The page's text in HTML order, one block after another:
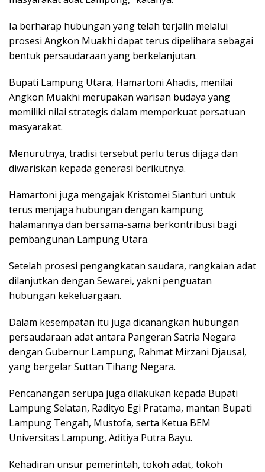
Ia berharap hubungan yang telah terjalin melalui
prosesi Angkon Muakhi dapat terus dipelihara sebagai
bentuk persaudaraan yang berkelanjutan.
Bupati Lampung Utara, Hamartoni Ahadis, menilai
Angkon Muakhi merupakan warisan budaya yang
memiliki nilai strategis dalam memperkuat persatuan
masyarakat.
Menurutnya, tradisi tersebut perlu terus dijaga dan
diwariskan kepada generasi berikutnya.
Hamartoni juga mengajak Kristomei Sianturi untuk
terus menjaga hubungan dengan kampung
halamannya dan bersama-sama berkontribusi bagi
pembangunan Lampung Utara.
Setelah prosesi pengangkatan saudara, rangkaian adat
dilanjutkan dengan Sewarei, yakni penguatan
hubungan kekeluargaan.
Dalam kesempatan itu juga dicanangkan hubungan
persaudaraan adat antara Pangeran Satria Negara
dengan Gubernur Lampung, Rahmat Mirzani Djausal,
yang bergelar Suttan Tihang Negara.
Pencanangan serupa juga dilakukan kepada Bupati
Lampung Selatan, Radityo Egi Pratama, mantan Bupati
Lampung Tengah, Mustofa, serta Ketua BEM
Universitas Lampung, Aditiya Putra Bayu.
Kehadiran unsur pemerintah, tokoh adat, tokoh